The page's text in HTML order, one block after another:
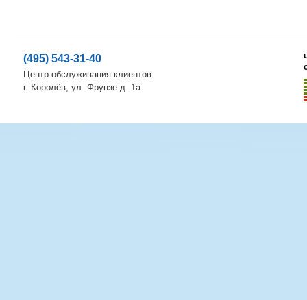
(495) 543-31-40
Центр обслуживания клиентов:
г. Королёв, ул. Фрунзе д. 1а